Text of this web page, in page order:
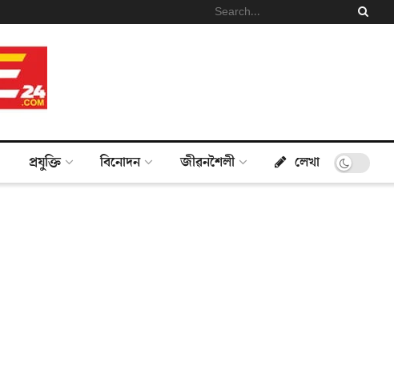
প্ৰযুক্তি বিনোদন জীৱনশৈলী লেখা